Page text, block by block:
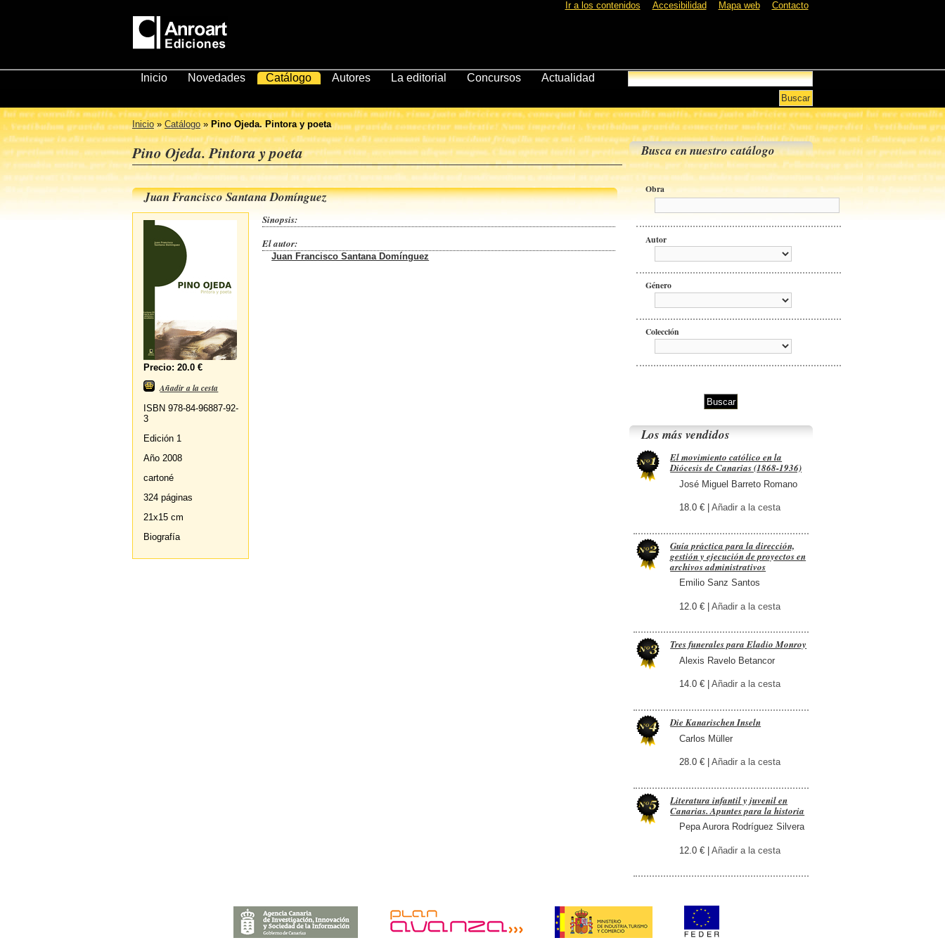
Ir a los contenidos Accesibilidad Mapa web Contacto
Inicio Novedades Catálogo Autores La editorial Concursos Actualidad
Inicio»Catálogo»Pino Ojeda. Pintora y poeta
Pino Ojeda. Pintora y poeta
Juan Francisco Santana Domínguez
Precio: 20.0 €
Añadir a la cesta
ISBN 978-84-96887-92-
3
Edición 1
Año 2008
cartoné
324 páginas
21x15 cm
Biografía
Sinopsis:
El autor:
Juan Francisco Santana Domínguez
Busca en nuestro catálogo
Obra
Autor
Género
Colección
Los más vendidos
El movimiento católico en la
Diócesis de Canarias (1868-1936)
José Miguel Barreto Romano
18.0 € |Añadir a la cesta
Guía práctica para la dirección,
gestión y ejecución de proyectos en
archivos administrativos
Emilio Sanz Santos
12.0 € |Añadir a la cesta
Tres funerales para Eladio Monroy
Alexis Ravelo Betancor
14.0 € |Añadir a la cesta
Die Kanarischen Inseln
Carlos Müller
28.0 € |Añadir a la cesta
Literatura infantil y juvenil en
Canarias. Apuntes para la historia
Pepa Aurora Rodríguez Silvera
12.0 € |Añadir a la cesta